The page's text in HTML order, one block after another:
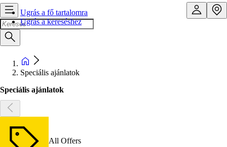
Ugrás a fő tartalomra
Ugrás a kereséshez
Speciális ajánlatok
Speciális ajánlatok
All Offers